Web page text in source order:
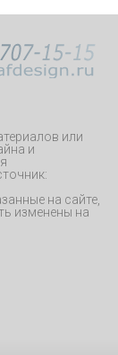
или
и
на сайте,
изменены на